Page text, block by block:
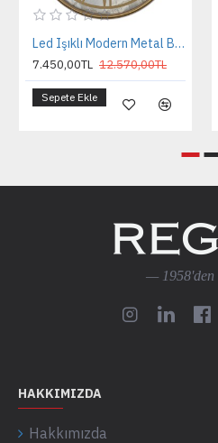
Led Işıklı Modern Metal Büyük Boy Duvar Saati | Gold
7.450,00TL 12.570,00TL
Sepete Ekle
—
HAKKIMIZDA
Hakkımızda